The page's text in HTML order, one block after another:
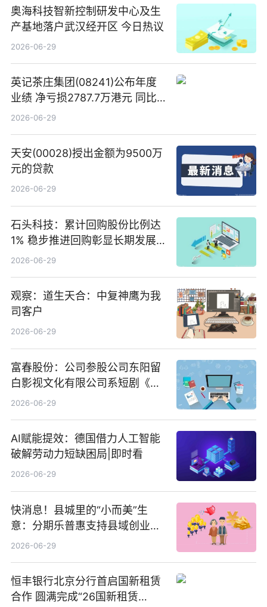
奥海科技智新控制研发中心及生
产基地落户武汉经开区 今日热议
2026-06-29
英记茶庄集团(08241)公布年度
业绩 净亏损2787.7万港元 同比
扩大65.15% 焦点速读
2026-06-29
天安(00028)授出金额为9500万
元的贷款
2026-06-29
石头科技：累计回购股份比例达
1% 稳步推进回购彰显长期发展
信心 新动态
2026-06-29
观察：道生天合：中复神鹰为我
司客户
2026-06-29
富春股份：公司参股公司东阳留
白影视文化有限公司系短剧《风
声之双生谜局》的出品方 热门看
2026-06-29
AI赋能提效：德国借力人工智能
破解劳动力短缺困局|即时看
2026-06-29
快消息！县城里的“小而美”生
意：分期乐普惠支持县域创业者
扎根生长
2026-06-29
恒丰银行北京分行首启国新租赁
合作 圆满完成“26国新租赁